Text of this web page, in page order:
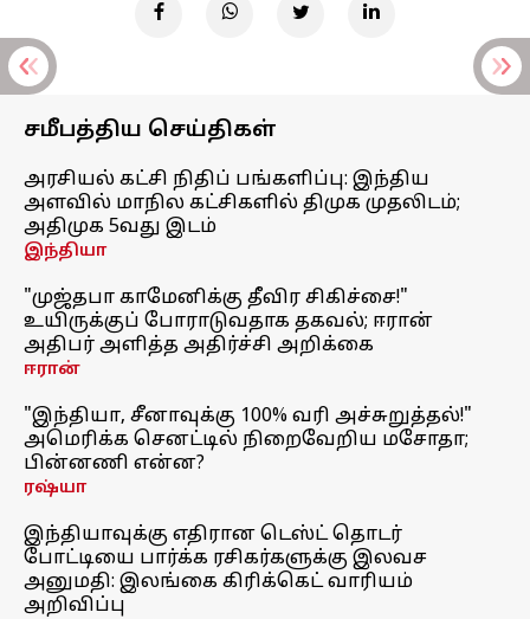
சமீபத்திய செய்திகள்
அரசியல் கட்சி நிதிப் பங்களிப்பு: இந்திய
அளவில் மாநில கட்சிகளில் திமுக முதலிடம்;
அதிமுக 5வது இடம்
இந்தியா
"முஜ்தபா காமேனிக்கு தீவிர சிகிச்சை!"
உயிருக்குப் போராடுவதாக தகவல்; ஈரான்
அதிபர் அளித்த அதிர்ச்சி அறிக்கை
ஈரான்
"இந்தியா, சீனாவுக்கு 100% வரி அச்சுறுத்தல்!"
அமெரிக்க செனட்டில் நிறைவேறிய மசோதா;
பின்னணி என்ன?
ரஷ்யா
இந்தியாவுக்கு எதிரான டெஸ்ட் தொடர்
போட்டியை பார்க்க ரசிகர்களுக்கு இலவச
அனுமதி: இலங்கை கிரிக்கெட் வாரியம்
அறிவிப்பு